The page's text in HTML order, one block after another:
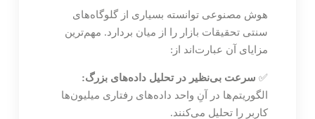
هوش مصنوعی توانسته بسیاری از گلوگاه‌های
سنتی تحقیقات بازار را از میان بردارد. مهم‌ترین
مزایای آن عبارت‌اند از:
✅ سرعت بی‌نظیر در تحلیل داده‌های بزرگ:
الگوریتم‌ها در آنِ واحد داده‌های رفتاری میلیون‌ها
کاربر را تحلیل می‌کنند.